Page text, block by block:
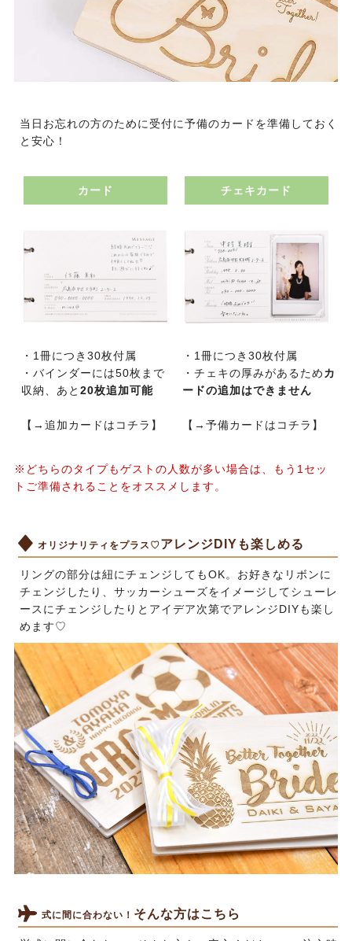
当日お忘れの方のために受付に予備のカードを準備しておく
と安心！
カード チェキカード
・1冊につき30枚付属
・バインダーには50枚まで
収納、あと 20枚追加可能
【 →追加カードはコチラ 】
・1冊につき30枚付属
・チェキの厚みがあるためカ
ードの追加はできません
【 →予備カードはコチラ 】
※どちらのタイプもゲストの人数が多い場合は、もう1セッ
トご準備されることをオススメします。
オリジナリティをプラス♡アレンジDIYも楽しめる
リングの部分は紐にチェンジしてもOK。お好きなリボンに
チェンジしたり、サッカーシューズをイメージしてシューレ
ースにチェンジしたりとアイデア次第でアレンジDIYも楽し
めます♡
式に間に合わない！ そんな方はこちら